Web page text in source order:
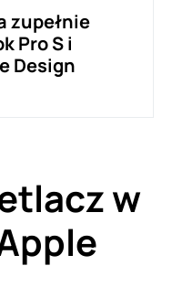
zupełnie
Pro S i
Design
w